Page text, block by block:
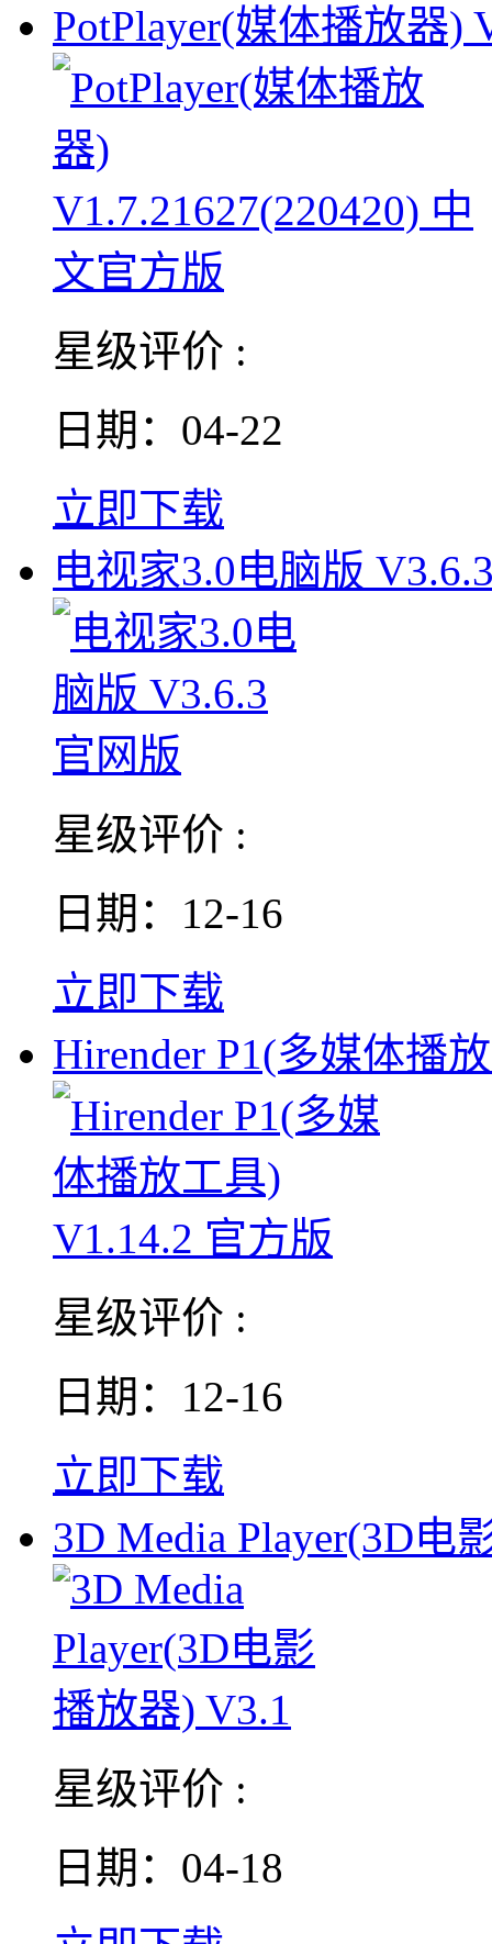
PotPlayer(媒体播放器)
星级评价 :
日期：04-22
立即下载
电视家3.0电脑版
星级评价 :
日期：12-16
立即下载
Hirender P1(多媒体播
星级评价 :
日期：12-16
立即下载
3D Media Player(3D电
星级评价 :
日期：04-18